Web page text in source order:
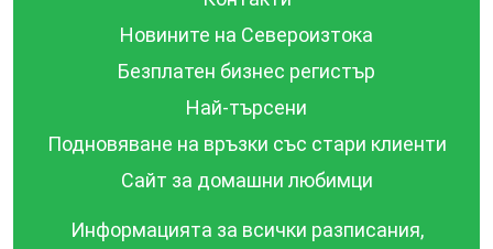
Новините на Североизтока
Безплатен бизнес регистър
Най-търсени
Подновяване на връзки със стари клиенти
Сайт за домашни любимци
Информацията за всички разписания,